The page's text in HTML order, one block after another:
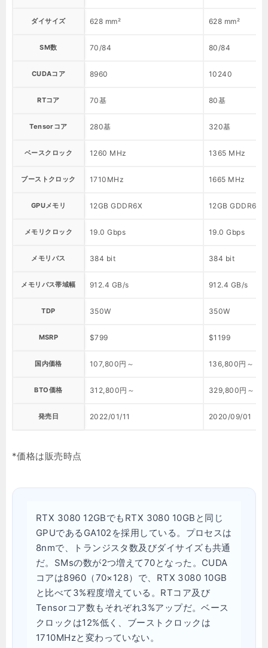
ダイサイズ 628 mm² 628 mm²
SM数 70/84 80/84
CUDAコア 8960 10240
RTコア 70基 80基
Tensorコア 280基 320基
ベースクロック 1260 MHz 1365 MHz
ブーストクロック 1710MHz 1665 MHz
GPUメモリ 12GB GDDR6X 12GB GDDR6X
メモリクロック 19.0 Gbps 19.0 Gbps
メモリバス 384 bit 384 bit
メモリバス帯域幅 912.4 GB/s 912.4 GB/s
TDP 350W 350W
MSRP $799 $1199
国内価格 107,800円～ 136,800円～
BTO価格 312,800円～ 329,800円～
発売日 2022/01/11 2020/09/01
*価格は販売時点
RTX 3080 12GBでもRTX 3080 10GBと同じ
GPUであるGA102を採用している。プロセスは
8nmで、トランジスタ数及びダイサイズも共通
だ。SMsの数が2つ増えて70となった。CUDA
コアは8960（70×128）で、RTX 3080 10GB
と比べて3%程度増えている。RTコア及び
Tensorコア数もそれぞれ3%アップだ。ベース
クロックは12%低く、ブーストクロックは
1710MHzと変わっていない。